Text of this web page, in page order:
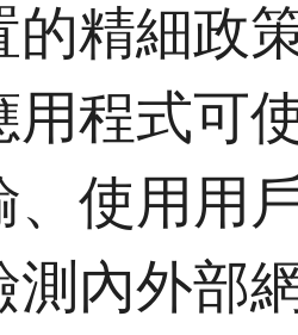
的精細政
用程式可
、使用用
測內外部